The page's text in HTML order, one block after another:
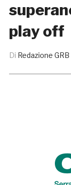
play off
Di Redazione GRB